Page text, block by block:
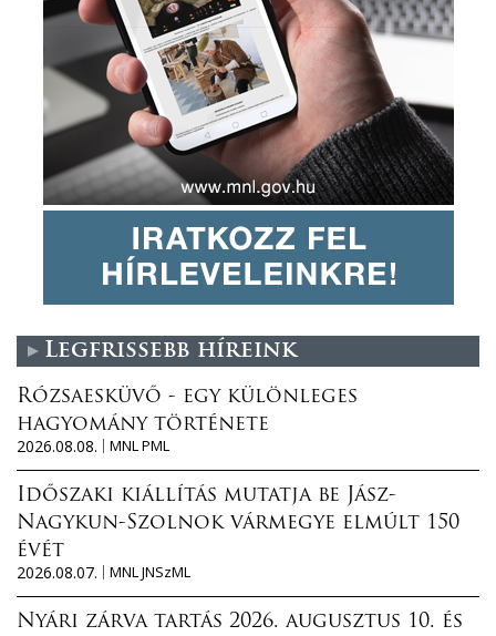
Legfrissebb híreink
Rózsaesküvő - egy különleges
hagyomány története
2026.08.08.
MNL PML
Időszaki kiállítás mutatja be Jász-
Nagykun-Szolnok vármegye elmúlt 150
évét
2026.08.07.
MNL JNSzML
Nyári zárva tartás 2026. augusztus 10. és